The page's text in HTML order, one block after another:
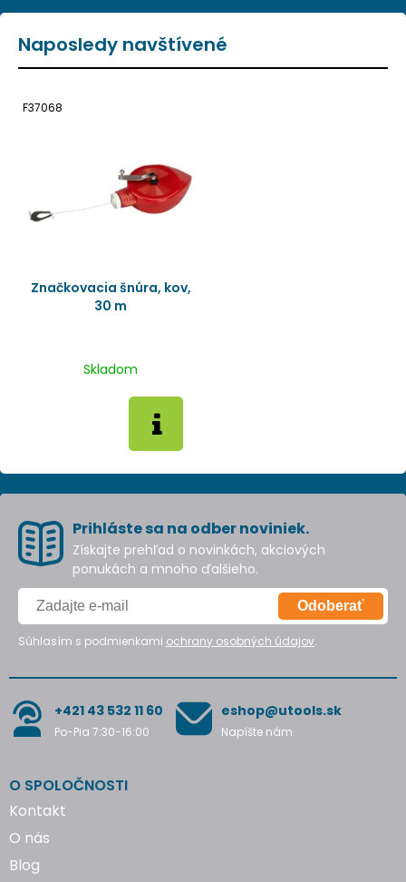
Naposledy navštívené
F37068
Značkovacia šnúra, kov,
30 m
Skladom
Prihláste sa na odber noviniek.
Získajte prehľad o novinkách, akciových
ponukách a mnoho ďalšieho.
Odoberať
Súhlasím s podmienkami ochrany osobných údajov.
+421 43 532 11 60
Po-Pia 7:30-16:00
eshop@utools.sk
Napíšte nám
O SPOLOČNOSTI
Kontakt
O nás
Blog